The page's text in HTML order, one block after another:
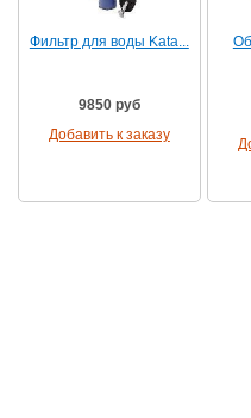
Фильтр для воды Kata...
9850 руб
Добавить к заказу